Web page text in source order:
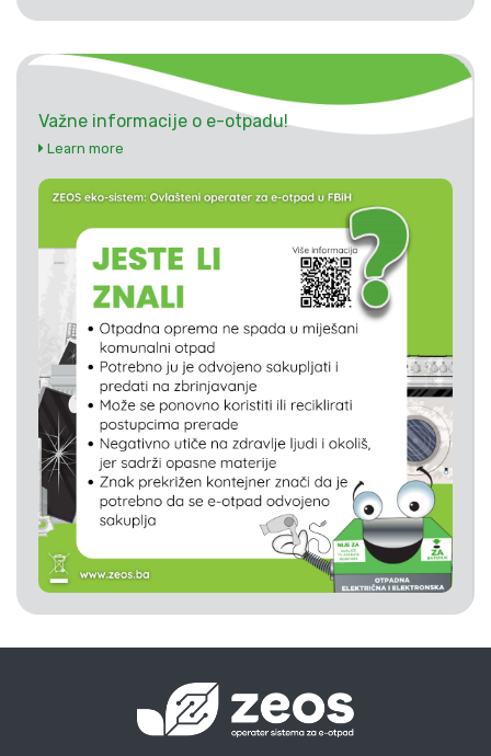
Važne informacije o e-otpadu!
Learn more